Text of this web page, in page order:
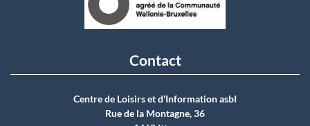
Contact
Centre de Loisirs et d'Information asbI
Rue de la Montagne, 36